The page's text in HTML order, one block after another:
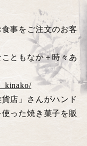
事をご注文のお客
ともなか＋時々あ
店」さんがハンド
った焼き菓子を販